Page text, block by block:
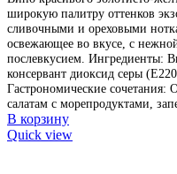
широкую палитру оттенков
сливочными и ореховыми
освежающее во вкусе, с
послевкусием. Ингредиенты:
консервант диоксид серы
Гастрономические
салатам с морепродуктами,
В корзину
Quick view